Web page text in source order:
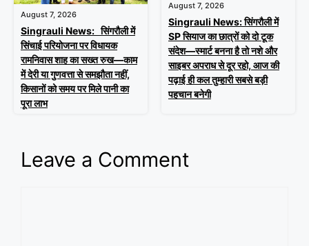
August 7, 2026
Singrauli News: सिंगरौली में
सिंचाई परियोजना पर विधायक
रामनिवास शाह का सख्त रुख—काम
में देरी या गुणवत्ता से समझौता नहीं,
किसानों को समय पर मिले पानी का
पूरा लाभ
August 7, 2026
Singrauli News: सिंगरौली में
SP सियाज का छात्रों को दो टूक
संदेश—स्मार्ट बनना है तो नशे और
साइबर अपराध से दूर रहो, आज की
पढ़ाई ही कल तुम्हारी सबसे बड़ी
पहचान बनेगी
Leave a Comment